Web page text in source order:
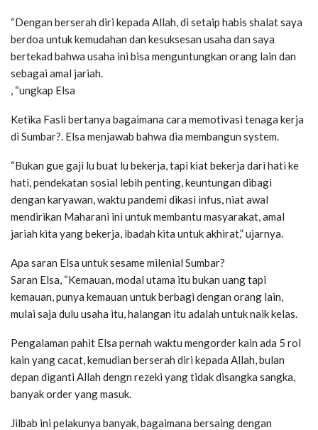
“Dengan berserah diri kepada Allah, di setaip habis shalat saya
berdoa untuk kemudahan dan kesuksesan usaha dan saya
bertekad bahwa usaha ini bisa menguntungkan orang lain dan
sebagai amal jariah.
, “ungkap Elsa
Ketika Fasli bertanya bagaimana cara memotivasi tenaga kerja
di Sumbar?. Elsa menjawab bahwa dia membangun system.
“Bukan gue gaji lu buat lu bekerja, tapi kiat bekerja dari hati ke
hati, pendekatan sosial lebih penting, keuntungan dibagi
dengan karyawan, waktu pandemi dikasi infus, niat awal
mendirikan Maharani ini untuk membantu masyarakat, amal
jariah kita yang bekerja, ibadah kita untuk akhirat,” ujarnya.
Apa saran Elsa untuk sesame milenial Sumbar?
Saran Elsa, “Kemauan, modal utama itu bukan uang tapi
kemauan, punya kemauan untuk berbagi dengan orang lain,
mulai saja dulu usaha itu, halangan itu adalah untuk naik kelas.
Pengalaman pahit Elsa pernah waktu mengorder kain ada 5 rol
kain yang cacat, kemudian berserah diri kepada Allah, bulan
depan diganti Allah dengn rezeki yang tidak disangka sangka,
banyak order yang masuk.
Jilbab ini pelakunya banyak, bagaimana bersaing dengan